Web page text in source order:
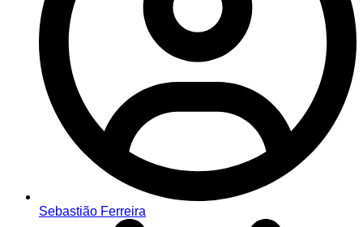
Sebastião Ferreira